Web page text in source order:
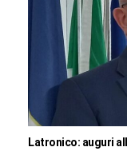
Latronico: auguri